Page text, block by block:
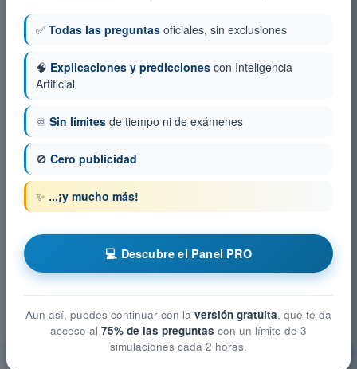
Principios de Vuelo (Avión) ¡Entrenamiento!
✅ Todas las preguntas oficiales, sin exclusiones
🧠 Explicaciones y predicciones con Inteligencia
Artificial
♾️ Sin límites de tiempo ni de exámenes
🚫 Cero publicidad
✨ ...¡y mucho más!
💻 Descubre el Panel PRO
Aun así, puedes continuar con la versión gratuita, que te da
acceso al 75% de las preguntas con un límite de 3
simulaciones cada 2 horas.